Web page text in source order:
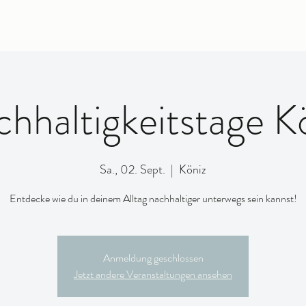
Sa., 02. Sept.
  |
Köniz
Entdecke wie du in deinem Alltag nachhaltiger unterwegs sein kannst!
Anmeldung geschlossen
Jetzt andere Veranstaltungen ansehen